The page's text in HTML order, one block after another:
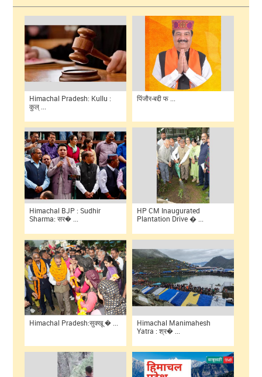
Himachal Pradesh: Kullu :
कुल् ...
पिंजौर-बद्दी फ ...
Himachal BJP : Sudhir
Sharma: सर� ...
HP CM Inaugurated
Plantation Drive � ...
Himachal Pradesh:सुक्खू � ...
Himachal Manimahesh
Yatra : श्र� ...